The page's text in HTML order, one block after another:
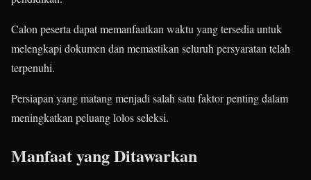
Calon peserta dapat memanfaatkan waktu yang tersedia untuk
melengkapi dokumen dan memastikan seluruh persyaratan telah
terpenuhi.
Persiapan yang matang menjadi salah satu faktor penting dalam
meningkatkan peluang lolos seleksi.
Manfaat yang Ditawarkan